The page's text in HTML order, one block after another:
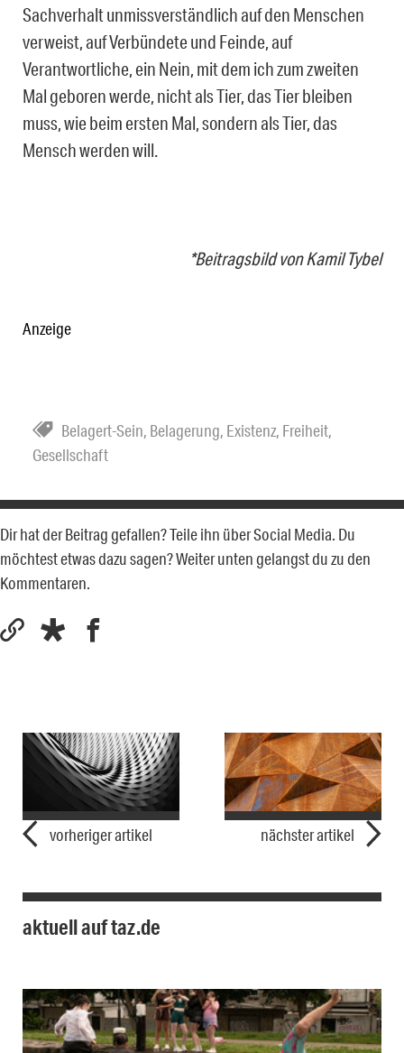
Sachverhalt unmissverständlich auf den Menschen
verweist, auf Verbündete und Feinde, auf
Verantwortliche, ein Nein, mit dem ich zum zweiten
Mal geboren werde, nicht als Tier, das Tier bleiben
muss, wie beim ersten Mal, sondern als Tier, das
Mensch werden will.
*Beitragsbild von Kamil Tybel
Anzeige
Belagert-Sein, Belagerung, Existenz, Freiheit,
Gesellschaft
Dir hat der Beitrag gefallen? Teile ihn über Social Media. Du
möchtest etwas dazu sagen? Weiter unten gelangst du zu den
Kommentaren.
vorheriger artikel nächster artikel
aktuell auf taz.de